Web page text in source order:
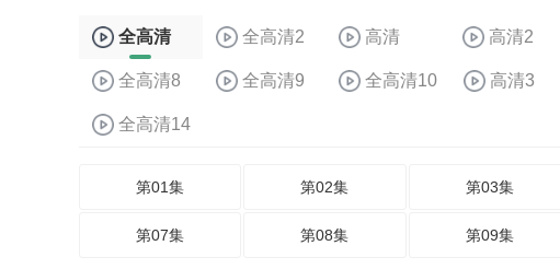
全高清 全高清2 高清 高清2
全高清8 全高清9 全高清10 高清3
全高清14
第01集 第02集 第03集
第07集 第08集 第09集